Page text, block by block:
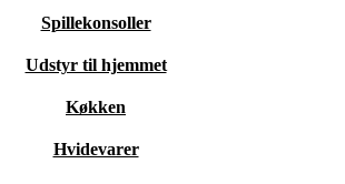
Spillekonsoller
Udstyr til hjemmet
Køkken
Hvidevarer